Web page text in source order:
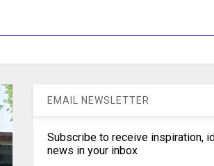
EMAIL NEWSLETTER
Subscribe to receive inspiration,
news in your inbox